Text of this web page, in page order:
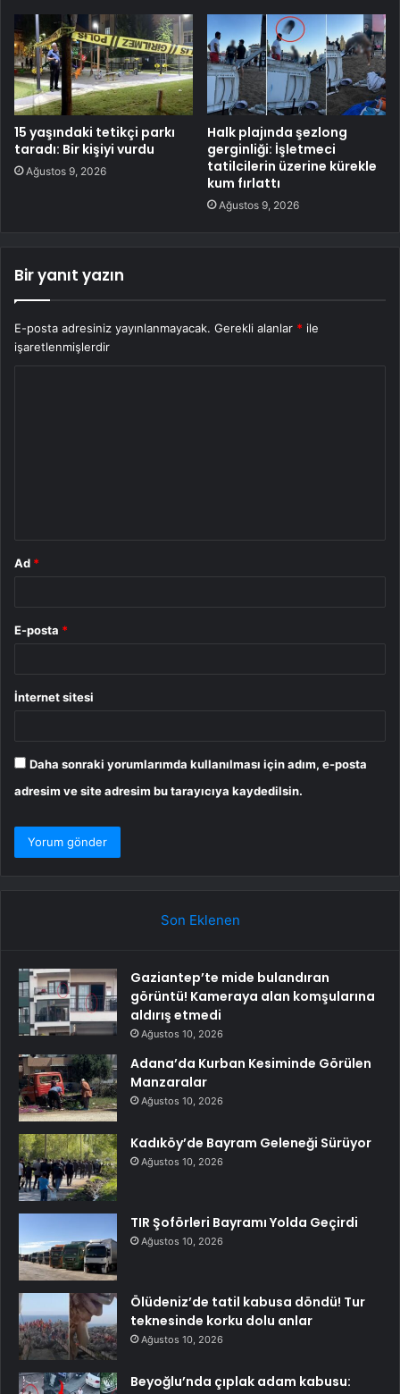
15 yaşındaki tetikçi parkı
taradı: Bir kişiyi vurdu
Ağustos 9, 2026
Halk plajında şezlong
gerginliği: İşletmeci
tatilcilerin üzerine kürekle
kum fırlattı
Ağustos 9, 2026
Bir yanıt yazın
E-posta adresiniz yayınlanmayacak. Gerekli alanlar * ile
işaretlenmişlerdir
Ad *
E-posta *
İnternet sitesi
Daha sonraki yorumlarımda kullanılması için adım, e-posta
adresim ve site adresim bu tarayıcıya kaydedilsin.
Son Eklenen
Gaziantep’te mide bulandıran
görüntü! Kameraya alan komşularına
aldırış etmedi
Ağustos 10, 2026
Adana’da Kurban Kesiminde Görülen
Manzaralar
Ağustos 10, 2026
Kadıköy’de Bayram Geleneği Sürüyor
Ağustos 10, 2026
TIR Şoförleri Bayramı Yolda Geçirdi
Ağustos 10, 2026
Ölüdeniz’de tatil kabusa döndü! Tur
teknesinde korku dolu anlar
Ağustos 10, 2026
Beyoğlu’nda çıplak adam kabusu: